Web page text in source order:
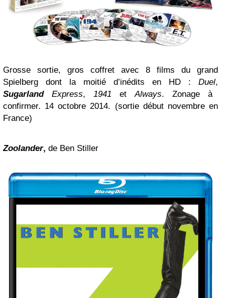
Grosse sortie, gros coffret avec 8 films du grand
Spielberg dont la moitié d’inédits en HD : Duel,
SugarlandExpress, 1941 etAlways. Zonage à
confirmer. 14 octobre 2014. (sortie début novembre en
France)
Zoolander, de Ben Stiller